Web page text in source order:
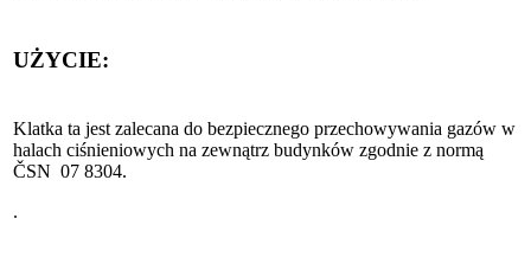
UŻYCIE:
Klatka ta jest zalecana do bezpiecznego przechowywania gazów w
halach ciśnieniowych na zewnątrz budynków zgodnie z normą
ČSN 07 8304.
.